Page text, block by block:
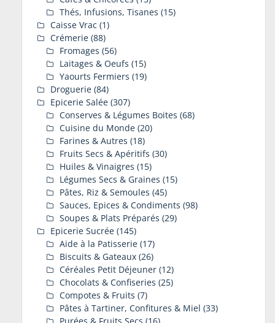
Thés, Infusions, Tisanes (15)
Caisse Vrac (1)
Crémerie (88)
Fromages (56)
Laitages & Oeufs (15)
Yaourts Fermiers (19)
Droguerie (84)
Epicerie Salée (307)
Conserves & Légumes Boites (68)
Cuisine du Monde (20)
Farines & Autres (18)
Fruits Secs & Apéritifs (30)
Huiles & Vinaigres (15)
Légumes Secs & Graines (15)
Pâtes, Riz & Semoules (45)
Sauces, Epices & Condiments (98)
Soupes & Plats Préparés (29)
Epicerie Sucrée (145)
Aide à la Patisserie (17)
Biscuits & Gateaux (26)
Céréales Petit Déjeuner (12)
Chocolats & Confiseries (25)
Compotes & Fruits (7)
Pâtes à Tartiner, Confitures & Miel (33)